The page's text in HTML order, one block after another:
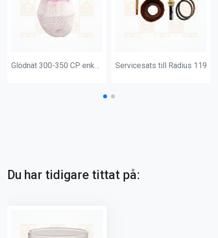
Glödnät 300-350 CP enkelknuten Servicesats till Radius 119
Du har tidigare tittat på: